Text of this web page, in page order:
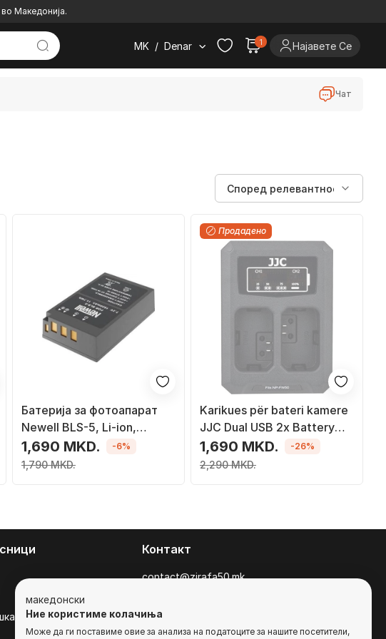
Македонија.
MK / Denar 1 Најавете Се
Чат
Батерија за фотоапарат
Newell BLS-5, Li-ion,
замена за Olympus
1,690 MKD.
1,790 MKD.
-6%
Продадено
Karikues për bateri kamere
JJC Dual USB 2x Battery
për Sony Np-fw50
1,690 MKD.
2,290 MKD.
-26%
Контакт
contact@zirafa50.mk
За барања на понуди, контактирајте нѐ
македонски
Ние користиме колачиња
Може да ги поставиме овие за анализа на податоците за нашите посетители,